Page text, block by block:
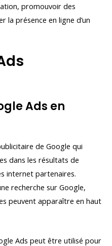
promouvoir des
la présence en ligne d’un
Ads en
de Google qui
dans les résultats de
internet partenaires.
recherche sur Google,
peuvent apparaître en haut
Ads peut être utilisé pour